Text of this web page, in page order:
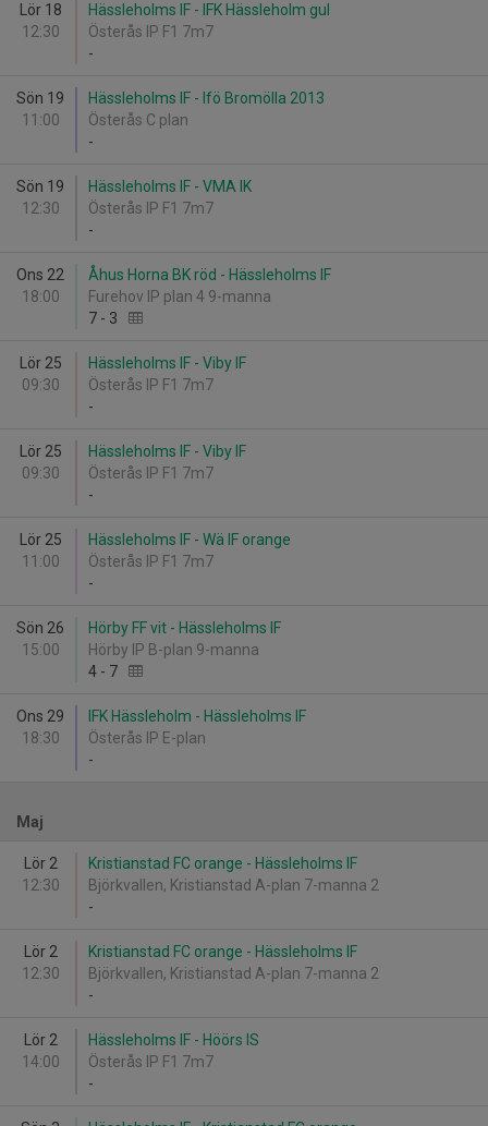
Lör 18
12:30
Hässleholms IF - IFK Hässleholm gul
Österås IP F1 7m7
-
Sön 19
11:00
Hässleholms IF - Ifö Bromölla 2013
Österås C plan
-
Sön 19
12:30
Hässleholms IF - VMA IK
Österås IP F1 7m7
-
Ons 22
18:00
Åhus Horna BK röd - Hässleholms IF
Furehov IP plan 4 9-manna
7 - 3
Lör 25
09:30
Hässleholms IF - Viby IF
Österås IP F1 7m7
-
Lör 25
09:30
Hässleholms IF - Viby IF
Österås IP F1 7m7
-
Lör 25
11:00
Hässleholms IF - Wä IF orange
Österås IP F1 7m7
-
Sön 26
15:00
Hörby FF vit - Hässleholms IF
Hörby IP B-plan 9-manna
4 - 7
Ons 29
18:30
IFK Hässleholm - Hässleholms IF
Österås IP E-plan
-
Maj
Lör 2
12:30
Kristianstad FC orange - Hässleholms IF
Björkvallen, Kristianstad A-plan 7-manna 2
-
Lör 2
12:30
Kristianstad FC orange - Hässleholms IF
Björkvallen, Kristianstad A-plan 7-manna 2
-
Lör 2
14:00
Hässleholms IF - Höörs IS
Österås IP F1 7m7
-